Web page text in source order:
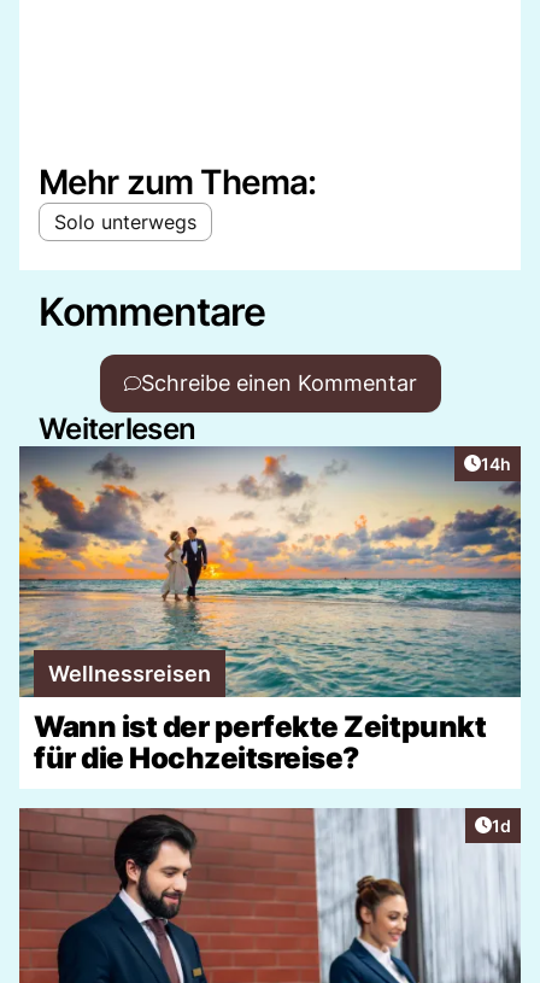
Mehr zum Thema:
Solo unterwegs
Kommentare
Schreibe einen Kommentar
Weiterlesen
Artikel
14h
Wellnessreisen
Wann ist der perfekte Zeitpunkt
für die Hochzeitsreise?
1d